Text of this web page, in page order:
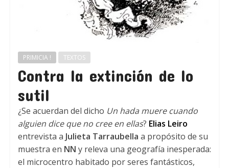
PRIMICIA ! TEXTOS
Contra la extinción de lo
sutil
¿Se acuerdan del dicho Un hada muere cuando
alguien dice que no cree en ellas? Elias Leiro
entrevista a Julieta Tarraubella a propósito de su
muestra en NN y releva una geografía inesperada:
el microcentro habitado por seres fantásticos,